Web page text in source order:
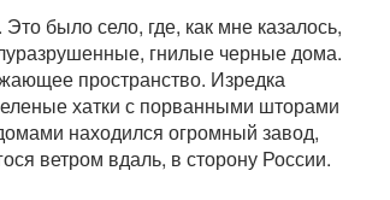
было село, где, как мне казалось,
гнилые черные дома.
пространство. Изредка
хатки с порванными шторами
находился огромный завод,
ветром вдаль, в сторону России.